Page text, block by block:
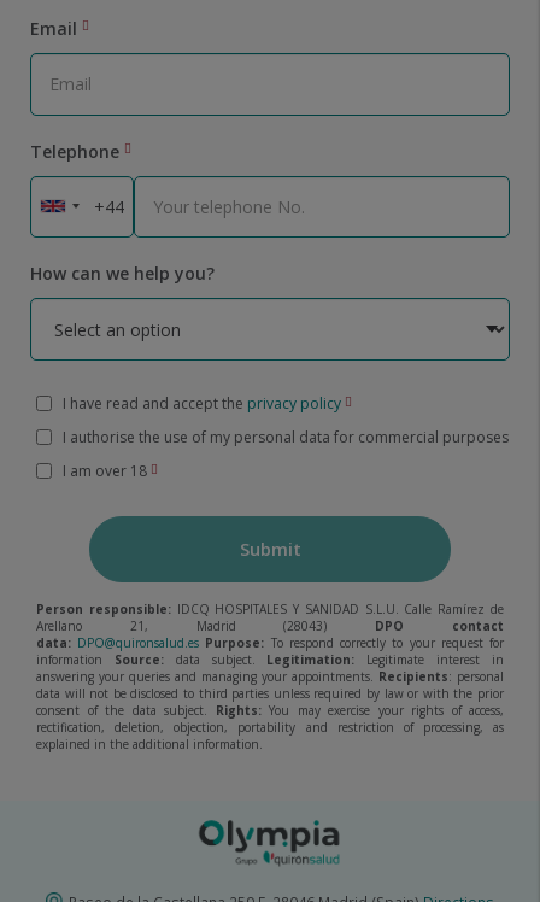
Email
Telephone
How can we help you?
I have read and accept the privacy policy
I authorise the use of my personal data for commercial purposes
I am over 18
Submit
Person responsible:IDCQ HOSPITALES Y SANIDAD S.L.U. Calle Ramírez de
Arellano 21, Madrid (28043) DPO contact
data: DPO@quironsalud.es Purpose: To respond correctly to your request for
information Source:data subject. Legitimation: Legitimate interest in
answering your queries and managing your appointments. Recipients: personal
data will not be disclosed to third parties unless required by law or with the prior
consent of the data subject.
Rights:You may exercise your rights of access,
rectification, deletion, objection, portability and restriction of processing, as
explained in the additional information.